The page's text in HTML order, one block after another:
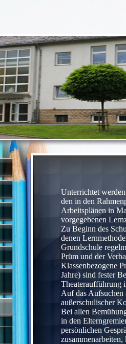
Unterrichtet
den in den
Arbeitsplänen in
vorgegebenen
Zu Beginn des
denen
Grundschule
Prüm und der
Klassenbezogene
Jahre) sind fester
Theateraufführung
Auf das Aufsuchen
außerschulischer
Bei allen
in den
persönlichen